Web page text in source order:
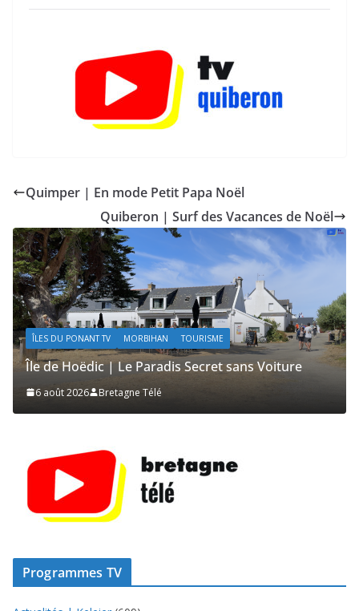
Quimper | En mode Petit Papa Noël
Quiberon | Surf des Vacances de Noël
ÎLES DU PONANT TV MORBIHAN TOURISME
Île de Hoëdic | Le Paradis Secret sans Voiture
6 août 2026 Bretagne Télé
Programmes TV